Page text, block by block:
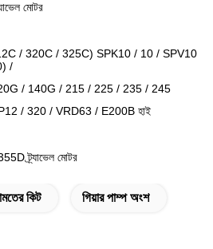
মোটর
/ 320C / 325C) SPK10 / 10 / SPV10
/
/ 140G / 215 / 225 / 235 / 245
/ 320 / VRD63 / E200B হাই
ট্র্যাভেল মোটর
কিট গিয়ার পাম্প অংশ